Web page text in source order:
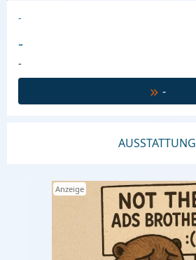
-
-
-
-
AUSSTATTUNG
Anzeige